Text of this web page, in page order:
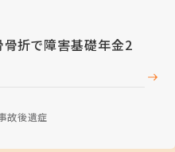
骨折で障害基礎年金2
故後遺症